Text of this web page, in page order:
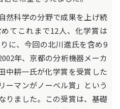
然科学の分野で成果を上げ続
てこれまで12人、化学賞は
に、今回の北川進氏を含め9
年、京都の分析機器メーカ
中耕一氏が化学賞を受賞した
ーマンがノーベル賞」という
りました。この受賞は、基礎